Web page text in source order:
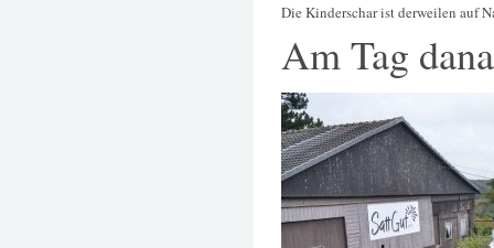
Die Kinderschar ist derweilen auf
Am Tag